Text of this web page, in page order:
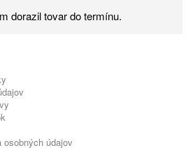
dorazil tovar do termínu.
osobných údajov